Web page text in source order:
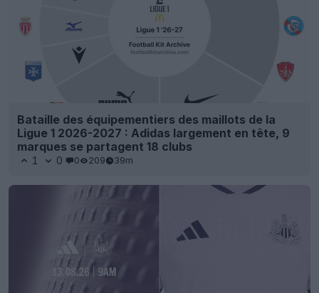
Bataille des équipementiers des maillots de la
Ligue 1 2026-2027 : Adidas largement en tête, 9
marques se partagent 18 clubs
1 0 0 209 39m